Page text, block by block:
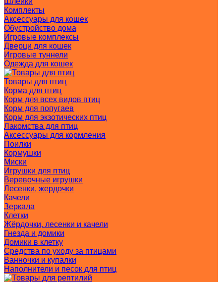
Комплекты
Аксессуары для кошек
Обустройство дома
Игровые комплексы
Дверци для кошек
Игровые туннели
Одежда для кошек
Товары для птиц
Корма для птиц
Корм для всех видов птиц
Корм для попугаев
Корм для экзотических птиц
Лакомства для птиц
Аксессуары для кормления
Поилки
Кормушки
Миски
Игрушки для птиц
Веревочные игрушки
Лесенки, жердочки
Качели
Зеркала
Клетки
Жёрдочки, лесенки и качели
Гнезда и домики
Домики в клетку
Средства по уходу за птицами
Ванночки и купалки
Наполнители и песок для птиц